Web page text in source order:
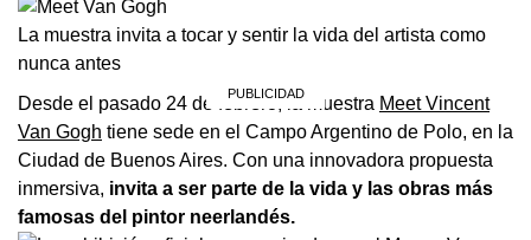
La muestra invita a tocar y sentir la vida del artista como
nunca antes
Desde el pasado 24 de febrero, la muestra Meet Vincent
Van Gogh tiene sede en el Campo Argentino de Polo, en la
Ciudad de Buenos Aires. Con una innovadora propuesta
inmersiva, invita a ser parte de la vida y las obras más
famosas del pintor neerlandés.